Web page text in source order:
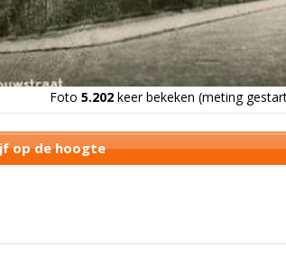
Foto 5.202keer bekeken (meting
op de hoogte